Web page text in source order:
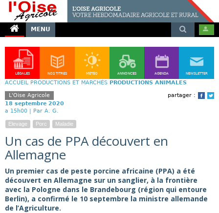
MENU
LÉGALES NOS TITRES MÉTÉO ANNONCES AGENDA NEWSLETTER
ACCUEIL PRODUCTIONS ET MARCHÉS PRODUCTIONS ANIMALES
partager :
L'Oise Agricole
18 septembre 2020
a 15h00 | Par A. G.
Elevage Porc Maladie
Un cas de PPA découvert en
Allemagne
Un premier cas de peste porcine africaine (PPA) a été
découvert en Allemagne sur un sanglier, à la frontière
avec la Pologne dans le Brandebourg (région qui entoure
Berlin), a confirmé le 10 septembre la ministre allemande
de l’Agriculture.